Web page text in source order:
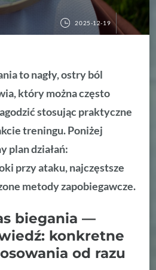
2025-12-19
to nagły, ostry ból
który można często
stosując praktyczne
treningu.Poniżej
plan działań:
przy ataku, najczęstsze
metody zapobiegawcze.
biegania —
konkretne
od razu